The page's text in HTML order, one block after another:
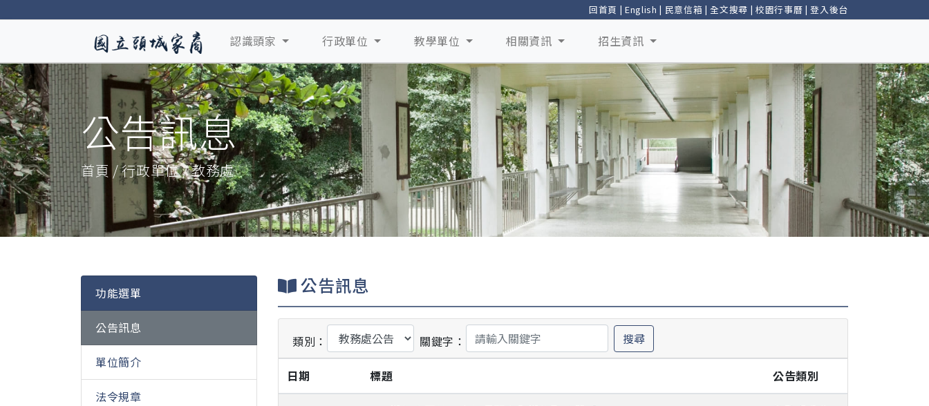
回首頁 | English | 民意信箱 |全文搜尋 | 校園行事曆 |登入後台
認識頭家 行政單位 教學單位 相關資訊 招生資訊
公告訊息
首頁 / 行政單位 / 教務處
功能選單
公告訊息
單位簡介
法令規章
公告訊息
類別： 關鍵字： 搜尋
日期 標題 公告類別